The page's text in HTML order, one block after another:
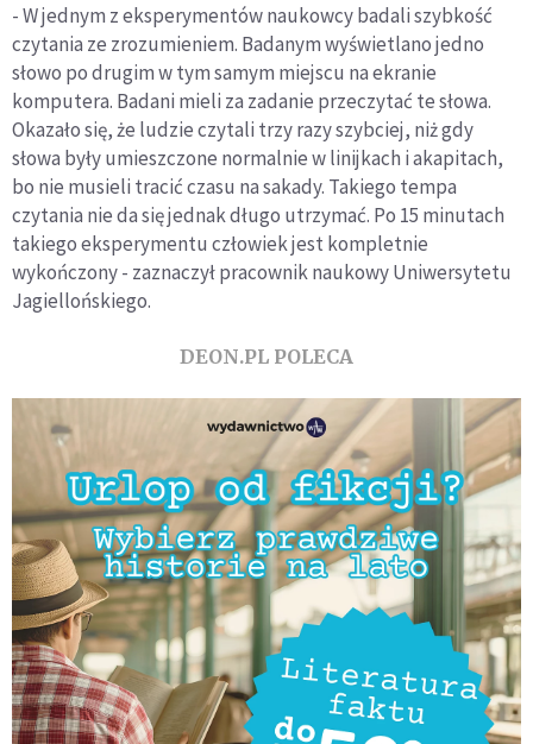
- W jednym z eksperymentów naukowcy badali szybkość
czytania ze zrozumieniem. Badanym wyświetlano jedno
słowo po drugim w tym samym miejscu na ekranie
komputera. Badani mieli za zadanie przeczytać te słowa.
Okazało się, że ludzie czytali trzy razy szybciej, niż gdy
słowa były umieszczone normalnie w linijkach i akapitach,
bo nie musieli tracić czasu na sakady. Takiego tempa
czytania nie da się jednak długo utrzymać. Po 15 minutach
takiego eksperymentu człowiek jest kompletnie
wykończony - zaznaczył pracownik naukowy Uniwersytetu
Jagiellońskiego.
DEON.PL POLECA